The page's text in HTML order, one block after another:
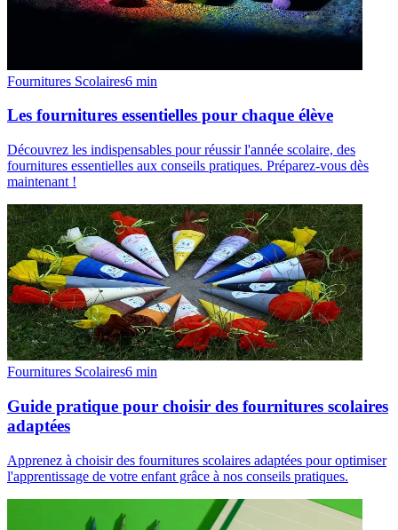
Fournitures Scolaires6 min
Les fournitures essentielles pour chaque élève
Découvrez les indispensables pour réussir l'année scolaire, des
fournitures essentielles aux conseils pratiques. Préparez-vous dès
maintenant !
Fournitures Scolaires6 min
Guide pratique pour choisir des fournitures scolaires
adaptées
Apprenez à choisir des fournitures scolaires adaptées pour optimiser
l'apprentissage de votre enfant grâce à nos conseils pratiques.